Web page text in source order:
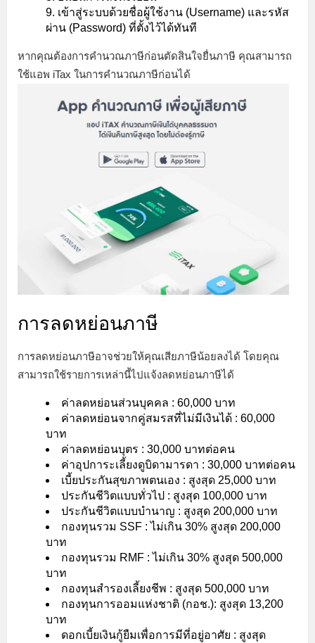
เข้าสู่ระบบด้วยชื่อผู้ใช้งาน (Username) และรหัส
ผ่าน (Password) ที่ตั้งไว้ได้ทันที
หากคุณต้องการคำนวณภาษีก่อนตัดสินใจยื่นภาษี คุณสามารถ
ใช้แอพ iTax ในการคำนวณภาษีก่อนได้
การลดหย่อนภาษี
การลดหย่อนภาษีอาจช่วยให้คุณเสียภาษีน้อยลงได้ โดยคุณ
สามารถใช้รายการเหล่านี้ไปแจ้งลดหย่อนภาษีได้
ค่าลดหย่อนส่วนบุคคล : 60,000 บาท
ค่าลดหย่อนจากคู่สมรสที่ไม่มีเงินได้ : 60,000
บาท
ค่าลดหย่อนบุตร : 30,000 บาทต่อคน
ค่าอุปการะเลี้ยงดูบิดามารดา : 30,000 บาทต่อคน
เบี้ยประกันสุขภาพตนเอง : สูงสุด 25,000 บาท
ประกันชีวิตแบบทั่วไป : สูงสุด 100,000 บาท
ประกันชีวิตแบบบำนาญ : สูงสุด 200,000 บาท
กองทุนรวม SSF : ไม่เกิน 30% สูงสุด 200,000
บาท
กองทุนรวม RMF : ไม่เกิน 30% สูงสุด 500,000
บาท
กองทุนสำรองเลี้ยงชีพ : สูงสุด 500,000 บาท
กองทุนการออมแห่งชาติ (กอช.): สูงสุด 13,200
บาท
ดอกเบี้ยเงินกู้ยืมเพื่อการมีที่อยู่อาศัย : สูงสุด